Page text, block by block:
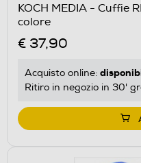
KOCH MEDIA - Cuffie
colore
€ 37,90
Acquisto online:
Ritiro in negozio in 30'